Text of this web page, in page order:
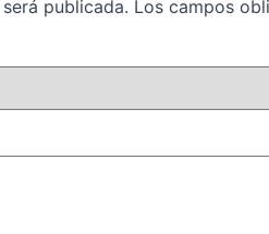
publicada. Los campos